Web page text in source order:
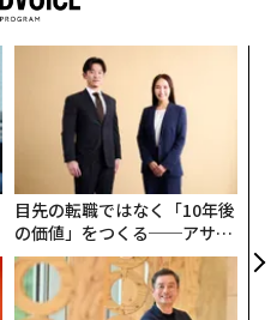
目先の転職ではなく「10年後
の価値」をつくる──アサイ
ンの長期伴走型支援とは